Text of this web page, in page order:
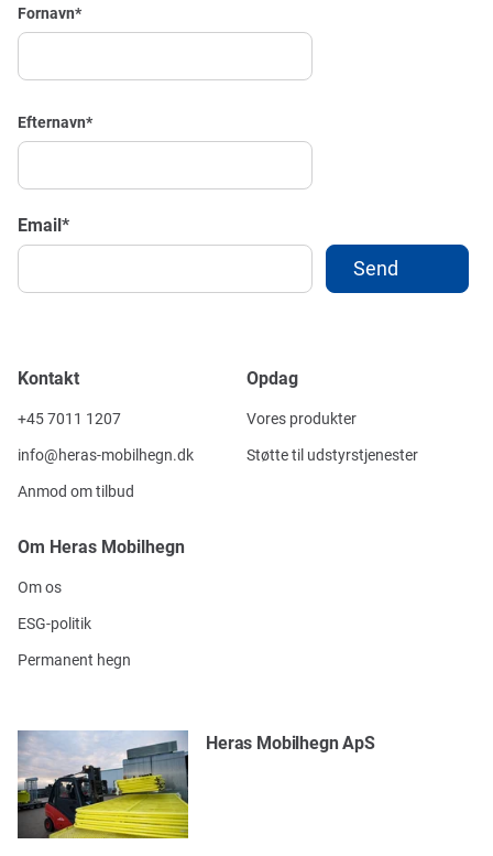
Fornavn*
Efternavn*
Email*
Kontakt
+45 7011 1207
info@heras-mobilhegn.dk
Anmod om tilbud
Opdag
Vores produkter
Støtte til udstyrstjenester
Om Heras Mobilhegn
Om os
ESG-politik
Permanent hegn
Heras Mobilhegn ApS